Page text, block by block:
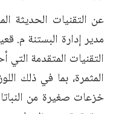
عن التقنيات الحديثة
مدير إدارة البستنة م.
التقنيات المتقدمة التي
المثمرة، بما في ذلك
خزعات صغيرة من